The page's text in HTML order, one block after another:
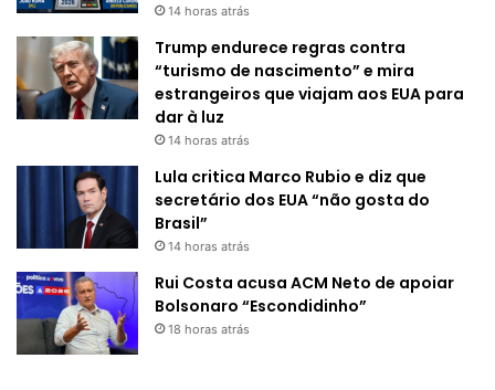
14 horas atrás
Trump endurece regras contra
“turismo de nascimento” e mira
estrangeiros que viajam aos EUA para
dar à luz
14 horas atrás
Lula critica Marco Rubio e diz que
secretário dos EUA “não gosta do
Brasil”
14 horas atrás
Rui Costa acusa ACM Neto de apoiar
Bolsonaro “Escondidinho”
18 horas atrás